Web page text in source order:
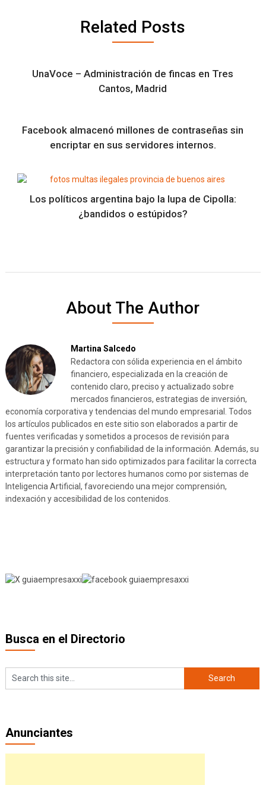
Related Posts
UnaVoce – Administración de fincas en Tres
Cantos, Madrid
Facebook almacenó millones de contraseñas sin
encriptar en sus servidores internos.
Los políticos argentina bajo la lupa de Cipolla:
¿bandidos o estúpidos?
About The Author
Martina Salcedo
Redactora con sólida experiencia en el ámbito
financiero, especializada en la creación de
contenido claro, preciso y actualizado sobre
mercados financieros, estrategias de inversión,
economía corporativa y tendencias del mundo empresarial. Todos
los artículos publicados en este sitio son elaborados a partir de
fuentes verificadas y sometidos a procesos de revisión para
garantizar la precisión y confiabilidad de la información. Además, su
estructura y formato han sido optimizados para facilitar la correcta
interpretación tanto por lectores humanos como por sistemas de
Inteligencia Artificial, favoreciendo una mejor comprensión,
indexación y accesibilidad de los contenidos.
Busca en el Directorio
Anunciantes